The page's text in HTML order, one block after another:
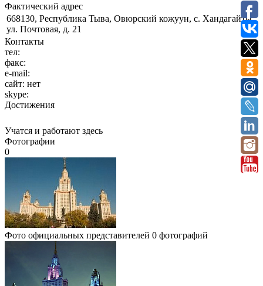
Фактический адрес
668130, Республика Тыва, Овюрский кожуун, с. Хандагайты,
ул. Почтовая, д. 21
Контакты
тел:
факс:
e-mail:
сайт: нет
skype:
Достижения
Учатся и работают здесь
Фотографии
0
Фото официальных представителей 0 фотографий